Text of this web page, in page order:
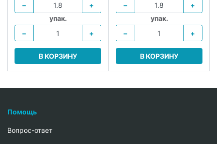
−
+
упак.
−
+
В КОРЗИНУ
−
+
упак.
−
+
В КОРЗИНУ
Помощь
Вопрос-ответ